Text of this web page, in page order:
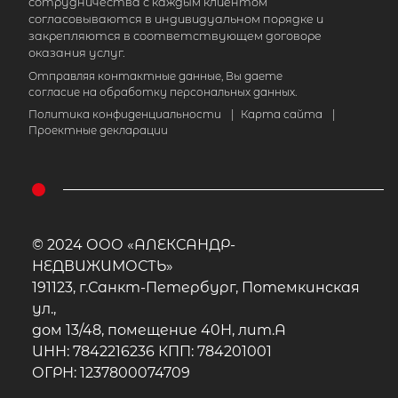
согласовываются в индивидуальном порядке и
закрепляются в соответствующем договоре
оказания услуг.
Отправляя контактные данные, Вы даете
согласие на обработку персональных данных.
Политика конфиденциальности
Карта сайта
Проектные декларации
© 2024 ООО «АЛЕКСАНДР-
НЕДВИЖИМОСТЬ»
191123, г.Санкт-Петербург, Потемкинская
ул.,
дом 13/48, помещение 40Н, лит.А
ИНН: 7842216236 КПП: 784201001
ОГРН: 1237800074709